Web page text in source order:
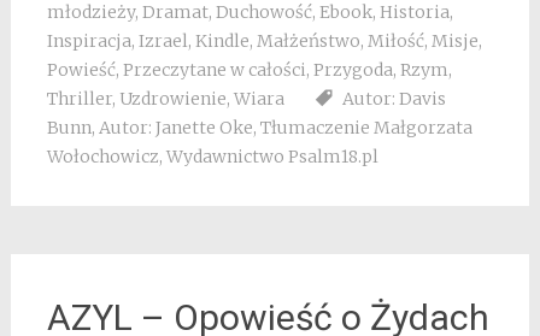
młodzieży, Dramat, Duchowość, Ebook, Historia,
Inspiracja, Izrael, Kindle, Małżeństwo, Miłość, Misje,
Powieść, Przeczytane w całości, Przygoda, Rzym,
Thriller, Uzdrowienie, Wiara
Autor: Davis
Bunn, Autor: Janette Oke, Tłumaczenie Małgorzata
Wołochowicz, Wydawnictwo Psalm18.pl
AZYL – Opowieść o Żydach